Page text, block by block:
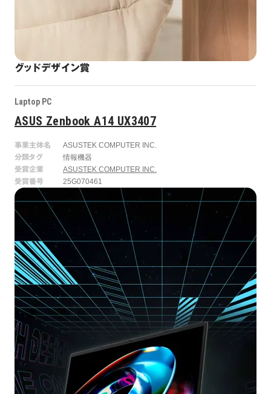
グッドデザイン賞
Laptop PC
ASUS Zenbook A14 UX3407
事業主体名
ASUSTEK COMPUTER INC.
分類タグ
情報機器
受賞企業
ASUSTEK COMPUTER INC.
受賞番号
25G070461